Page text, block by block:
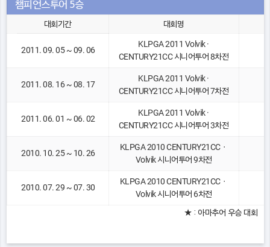
챔피언스투어 5승
대회기간 대회명
2011. 09. 05 ~ 09. 06
KLPGA 2011 Volvik ·
CENTURY21CC 시니어투어 8차전
2011. 08. 16 ~ 08. 17
KLPGA 2011 Volvik ·
CENTURY21CC 시니어투어 7차전
2011. 06. 01 ~ 06. 02
KLPGA 2011 Volvik ·
CENTURY21CC 시니어투어 3차전
2010. 10. 25 ~ 10. 26
KLPGA 2010 CENTURY21CCㆍ
Volvik 시니어투어 9차전
2010. 07. 29 ~ 07. 30
KLPGA 2010 CENTURY21CCㆍ
Volvik 시니어투어 6차전
★ : 아마추어 우승 대회